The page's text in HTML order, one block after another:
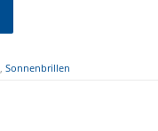
Sonnenbrillen